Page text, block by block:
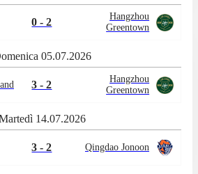
0 - 2
Hangzhou
Greentown
05.07.2026
3 - 2
Hangzhou
Greentown
14.07.2026
3 - 2 Qingdao Jonoon